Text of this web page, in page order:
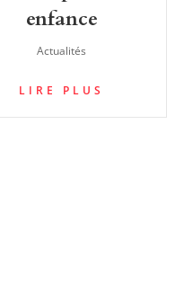
enfance
Actualités
LIRE PLUS